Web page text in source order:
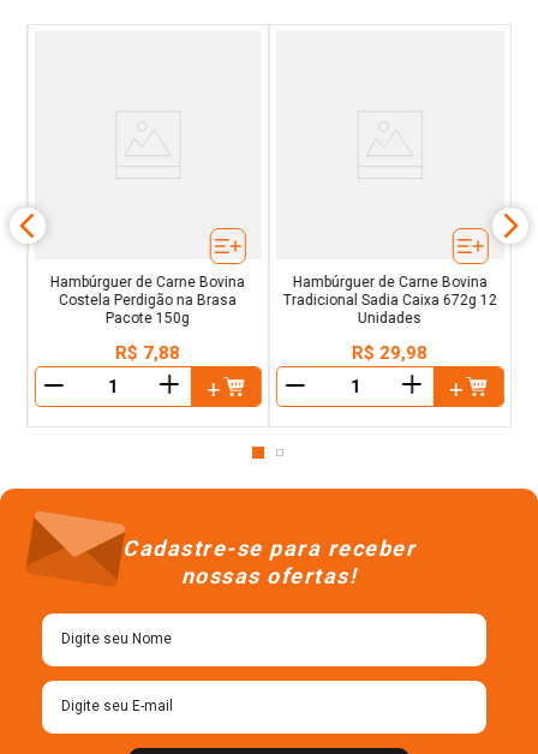
Hambúrguer de Carne Bovina
Costela Perdigão na Brasa
Pacote 150g
R$ 7,88
＋
Hambúrguer de Carne Bovina
Tradicional Sadia Caixa 672g 12
Unidades
R$ 29,98
＋
Cadastre-se para receber
nossas ofertas!